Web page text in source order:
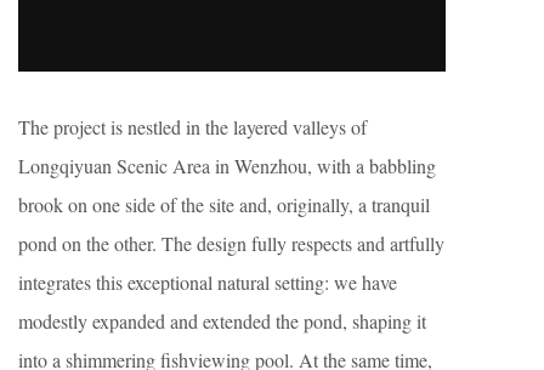
The project is nestled in the layered valleys of
Longqiyuan Scenic Area in Wenzhou, with a babbling
brook on one side of the site and, originally, a tranquil
pond on the other. The design fully respects and artfully
integrates this exceptional natural setting: we have
modestly expanded and extended the pond, shaping it
into a shimmering fishviewing pool. At the same time,